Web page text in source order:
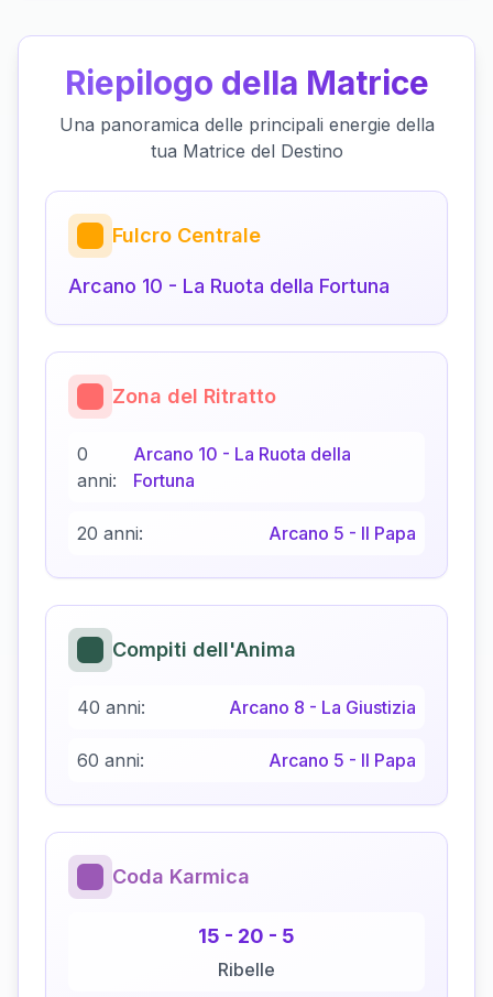
Riepilogo della Matrice
Una panoramica delle principali energie della
tua Matrice del Destino
Fulcro Centrale
Arcano 10 - La Ruota della Fortuna
Zona del Ritratto
0
anni:
Arcano 10 - La Ruota della
Fortuna
20 anni: Arcano 5 - Il Papa
Compiti dell'Anima
40 anni: Arcano 8 - La Giustizia
60 anni: Arcano 5 - Il Papa
Coda Karmica
15 - 20 - 5
Ribelle